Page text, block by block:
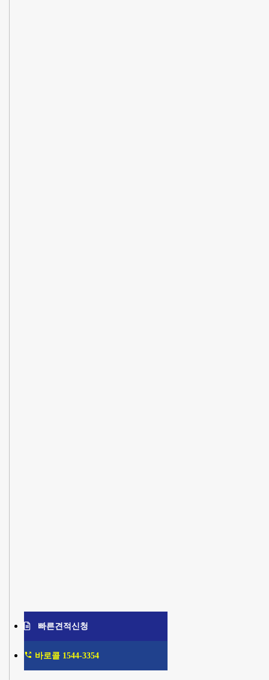
빠른견적신청
바로콜 1544-3354